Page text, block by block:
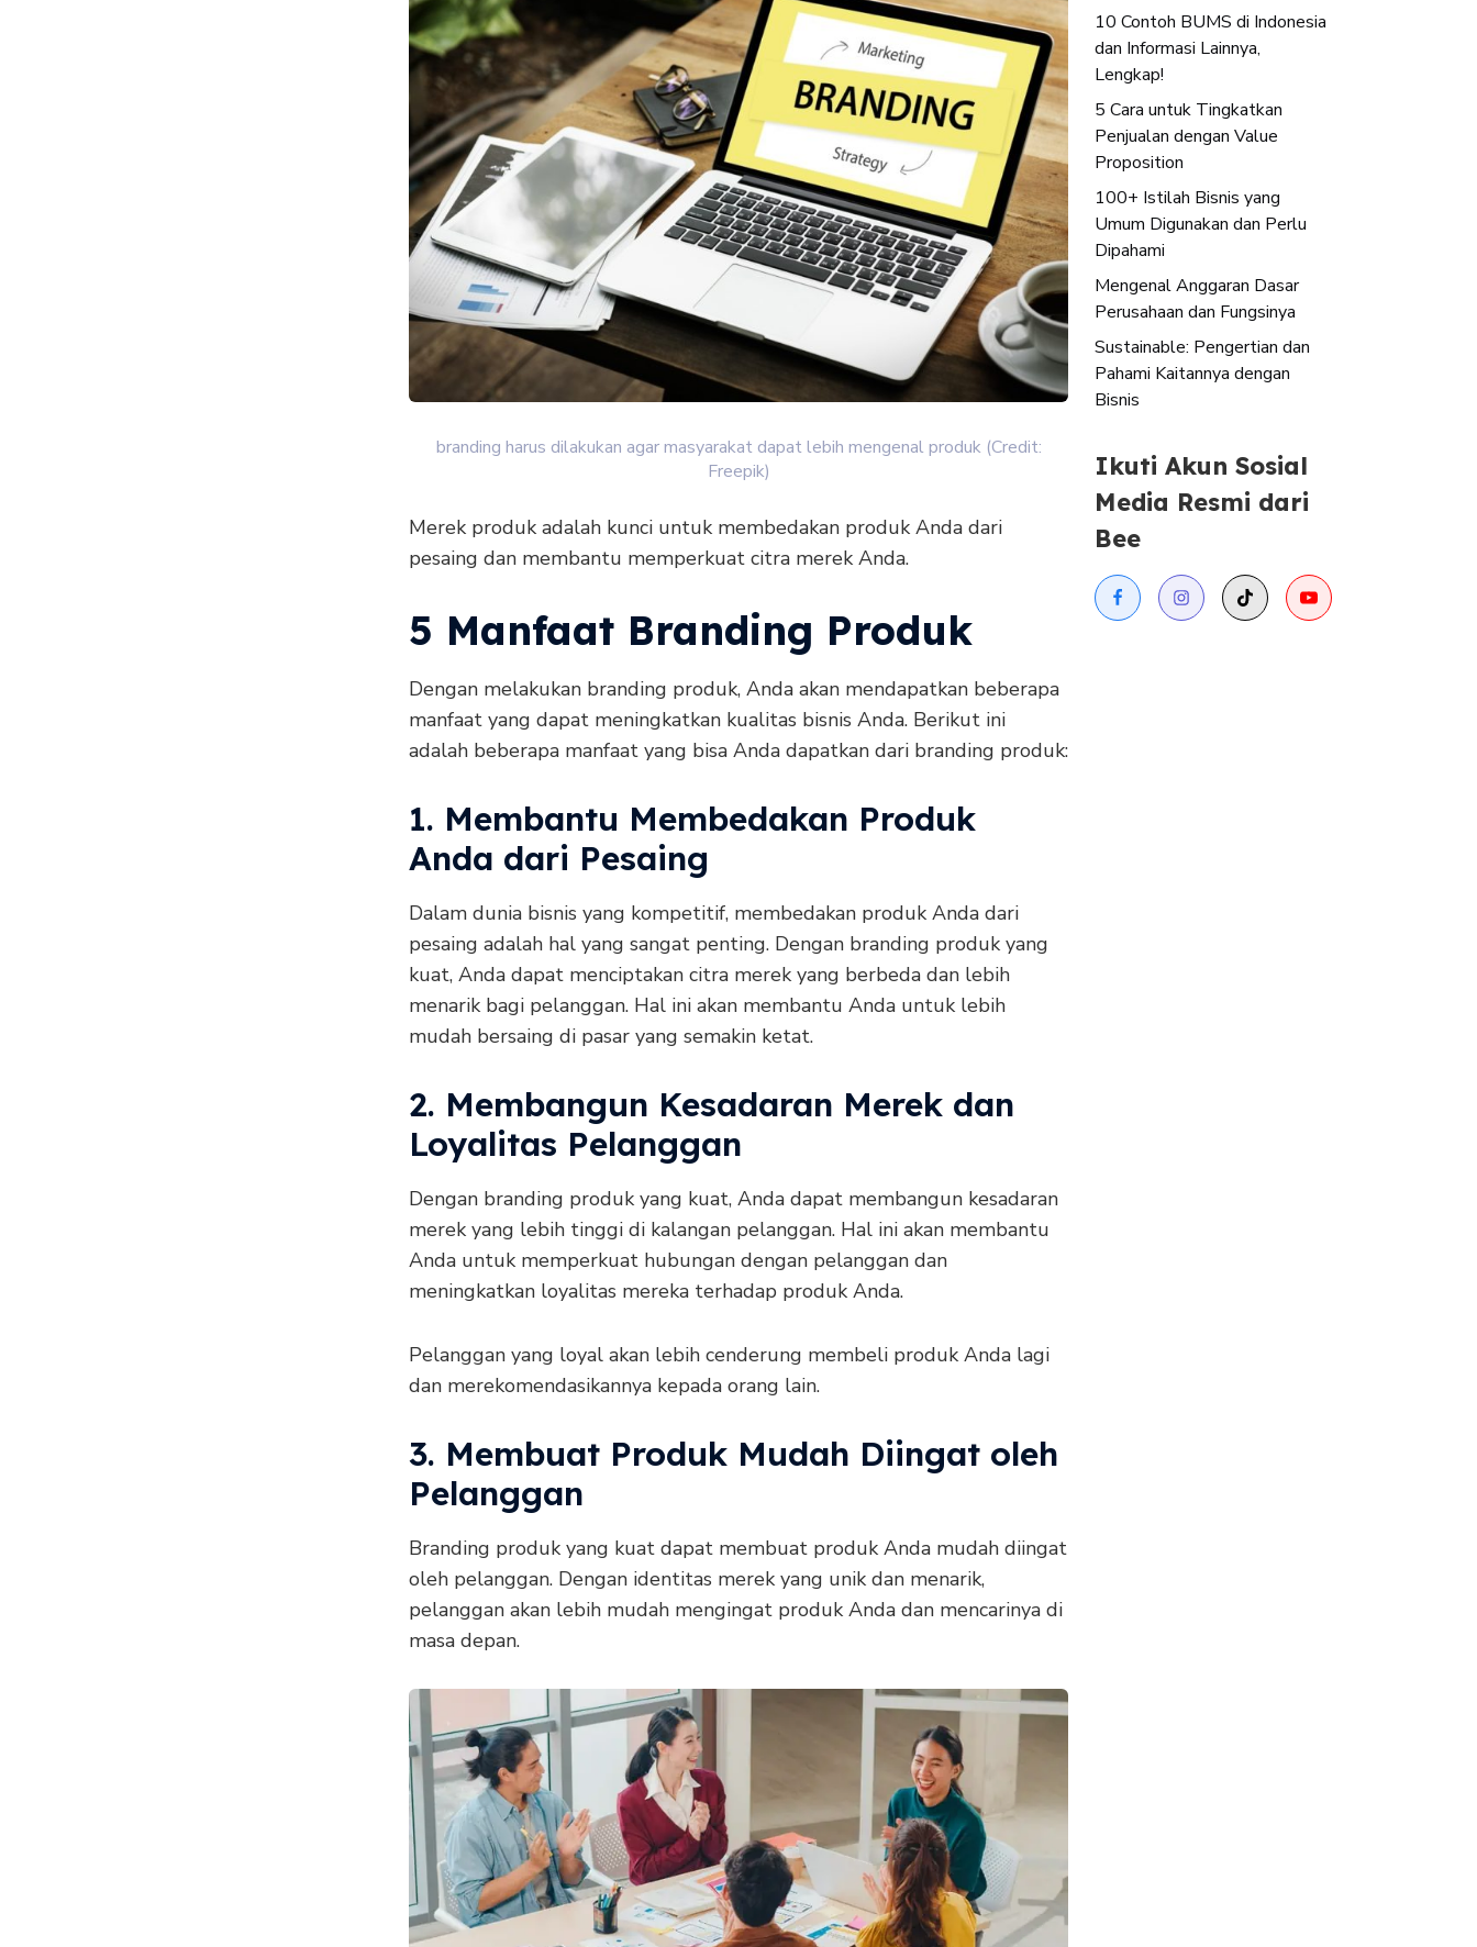
branding harus dilakukan agar masyarakat dapat lebih mengenal produk (Credit:
Freepik)
Merek produk adalah kunci untuk membedakan produk Anda dari
pesaing dan membantu memperkuat citra merek Anda.
5 Manfaat Branding Produk
Dengan melakukan branding produk, Anda akan mendapatkan beberapa
manfaat yang dapat meningkatkan kualitas bisnis Anda. Berikut ini
adalah beberapa manfaat yang bisa Anda dapatkan dari branding produk:
1. Membantu Membedakan Produk
Anda dari Pesaing
Dalam dunia bisnis yang kompetitif, membedakan produk Anda dari
pesaing adalah hal yang sangat penting. Dengan branding produk yang
kuat, Anda dapat menciptakan citra merek yang berbeda dan lebih
menarik bagi pelanggan. Hal ini akan membantu Anda untuk lebih
mudah bersaing di pasar yang semakin ketat.
2. Membangun Kesadaran Merek dan
Loyalitas Pelanggan
Dengan branding produk yang kuat, Anda dapat membangun kesadaran
merek yang lebih tinggi di kalangan pelanggan. Hal ini akan membantu
Anda untuk memperkuat hubungan dengan pelanggan dan
meningkatkan loyalitas mereka terhadap produk Anda.
Pelanggan yang loyal akan lebih cenderung membeli produk Anda lagi
dan merekomendasikannya kepada orang lain.
3. Membuat Produk Mudah Diingat oleh
Pelanggan
Branding produk yang kuat dapat membuat produk Anda mudah diingat
oleh pelanggan. Dengan identitas merek yang unik dan menarik,
pelanggan akan lebih mudah mengingat produk Anda dan mencarinya di
masa depan.
10 Contoh BUMS di Indonesia
dan Informasi Lainnya,
Lengkap!
5 Cara untuk Tingkatkan
Penjualan dengan Value
Proposition
100+ Istilah Bisnis yang
Umum Digunakan dan Perlu
Dipahami
Mengenal Anggaran Dasar
Perusahaan dan Fungsinya
Sustainable: Pengertian dan
Pahami Kaitannya dengan
Bisnis
Ikuti Akun Sosial
Media Resmi dari
Bee